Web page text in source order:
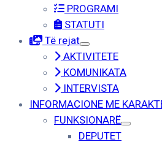
PROGRAMI
STATUTI
Të rejat
AKTIVITETE
KOMUNIKATA
INTERVISTA
INFORMACIONE ME
FUNKSIONARË
DEPUTET